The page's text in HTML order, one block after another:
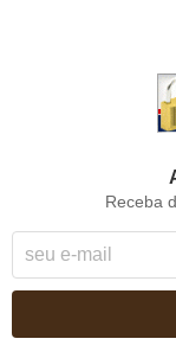
Receba